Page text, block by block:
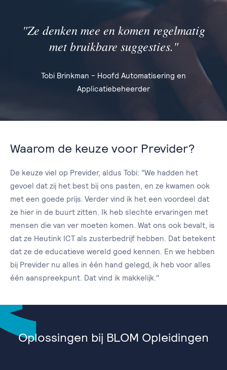
"Ze denken mee en komen regelmatig
met bruikbare suggesties."
Tobi Brinkman - Hoofd Automatisering en
Applicatiebeheerder
Waarom de keuze voor Previder?
De keuze viel op Previder, aldus Tobi: "We hadden het
gevoel dat zij het best bij ons pasten, en ze kwamen ook
met een goede prijs. Verder vind ik het een voordeel dat
ze hier in de buurt zitten. Ik heb slechte ervaringen met
mensen die van ver moeten komen. Wat ons ook bevalt, is
dat ze Heutink ICT als zusterbedrijf hebben. Dat betekent
dat ze de educatieve wereld goed kennen. En we hebben
bij Previder nu alles in één hand gelegd, ik heb voor alles
één aanspreekpunt. Dat vind ik makkelijk."
Oplossingen bij BLOM Opleidingen